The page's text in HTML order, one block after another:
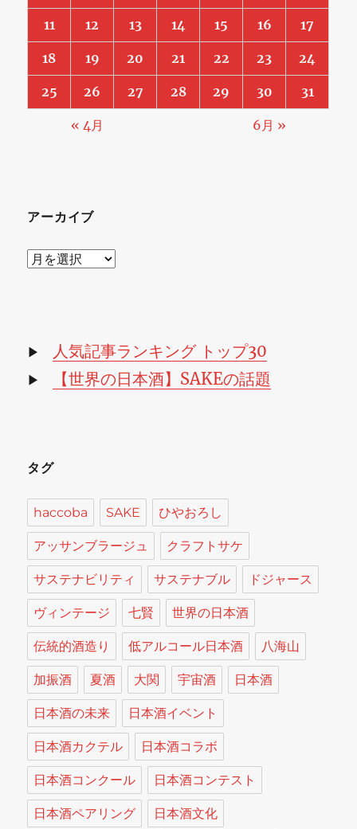
11 12 13 14 15 16 17
18 19 20 21 22 23 24
25 26 27 28 29 30 31
« 4月 6月 »
アーカイブ
ア
ブ
▶ 人気記事ランキング トップ30
▶ 【世界の日本酒】SAKEの話題
タグ
haccoba SAKE ひやおろし
アッサンブラージュ クラフトサケ
サステナビリティ サステナブル ドジャース
ヴィンテージ 七賢 世界の日本酒
伝統的酒造り 低アルコール日本酒 八海山
加振酒 夏酒 大関 宇宙酒 日本酒
日本酒の未来 日本酒イベント
日本酒カクテル 日本酒コラボ
日本酒コンクール 日本酒コンテスト
日本酒ペアリング 日本酒文化